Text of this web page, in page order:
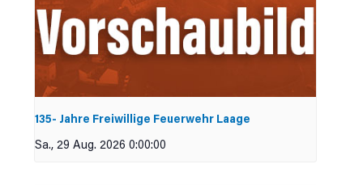
135- Jahre Freiwillige Feuerwehr Laage
Sa., 29 Aug. 2026 0:00:00